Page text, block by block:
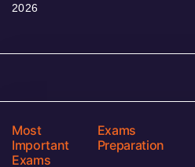
2026
Most
Important
Exams
Exams
Preparation